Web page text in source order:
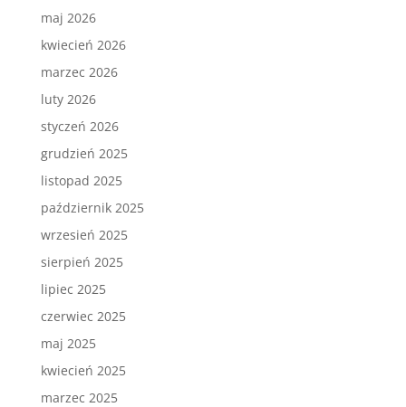
maj 2026
kwiecień 2026
marzec 2026
luty 2026
styczeń 2026
grudzień 2025
listopad 2025
październik 2025
wrzesień 2025
sierpień 2025
lipiec 2025
czerwiec 2025
maj 2025
kwiecień 2025
marzec 2025